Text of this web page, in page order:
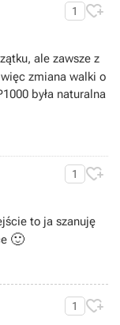
1 
ale zawsze z
więc zmiana walki o
była naturalna
1 
to ja szanuję
🙂
1 